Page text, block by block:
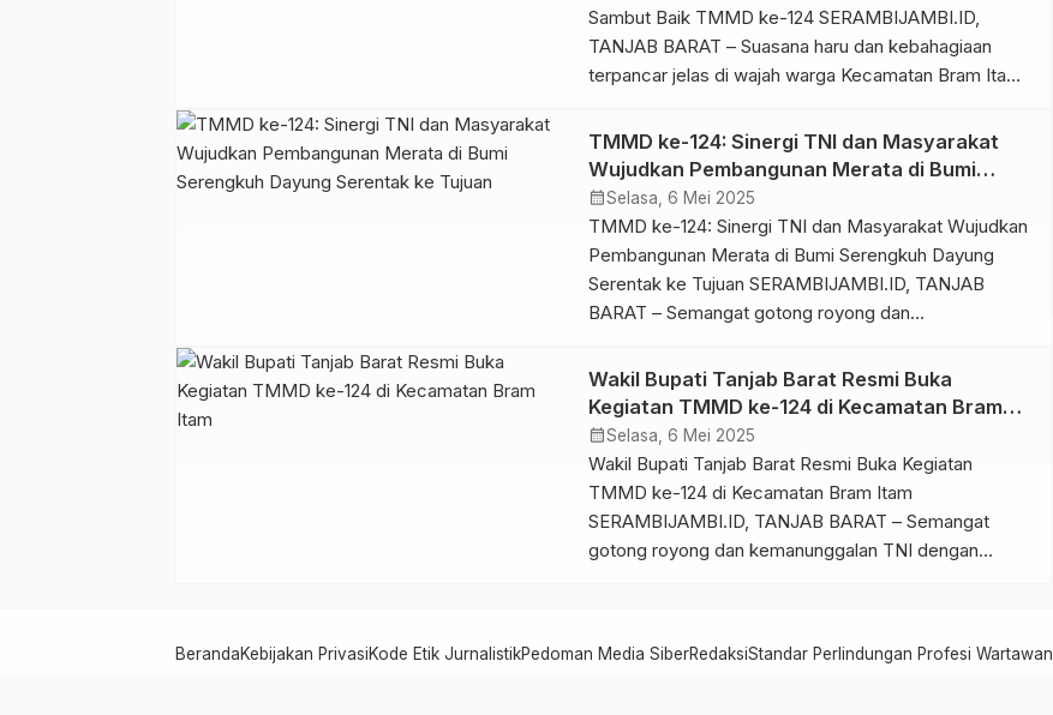
Sambut Baik TMMD ke-124 SERAMBIJAMBI.ID,
TANJAB BARAT – Suasana haru dan kebahagiaan
terpancar jelas di wajah warga Kecamatan Bram Itam,
anggota TNI dari Kodim 0419/Tanjab dalam rangka
pelaksanaan program TNI Manunggal Membangun
Desa (TMMD) ke-124. Sambutan hangat ini menjadi
bukti nyata […]
TMMD ke-124: Sinergi TNI dan Masyarakat
Wujudkan Pembangunan Merata di Bumi
Serengkuh Dayung Serentak ke Tujuan
calendar_monthSelasa, 6 Mei 2025
TMMD ke-124: Sinergi TNI dan Masyarakat Wujudkan
Pembangunan Merata di Bumi Serengkuh Dayung
Serentak ke Tujuan SERAMBIJAMBI.ID, TANJAB
BARAT – Semangat gotong royong dan
dalam pelaksanaan TNI Manunggal Membangun Desa
(TMMD) ke-124 yang digelar oleh Komando Distrik
Militer (Kodim) 0419/Tanjab. Kegiatan yang berpusat
di Desa Bram Itam Kanan, Kecamatan […]
Wakil Bupati Tanjab Barat Resmi Buka
Kegiatan TMMD ke-124 di Kecamatan Bram
Itam
calendar_monthSelasa, 6 Mei 2025
Wakil Bupati Tanjab Barat Resmi Buka Kegiatan
TMMD ke-124 di Kecamatan Bram Itam
SERAMBIJAMBI.ID, TANJAB BARAT – Semangat
gotong royong dan kemanunggalan TNI dengan
Membangun Desa (TMMD) ke-124 yang berlokasi di
BerandaKebijakan PrivasiKode Etik JurnalistikPedoman Media SiberRedaksiStandar Perlindungan Profesi Wartawan